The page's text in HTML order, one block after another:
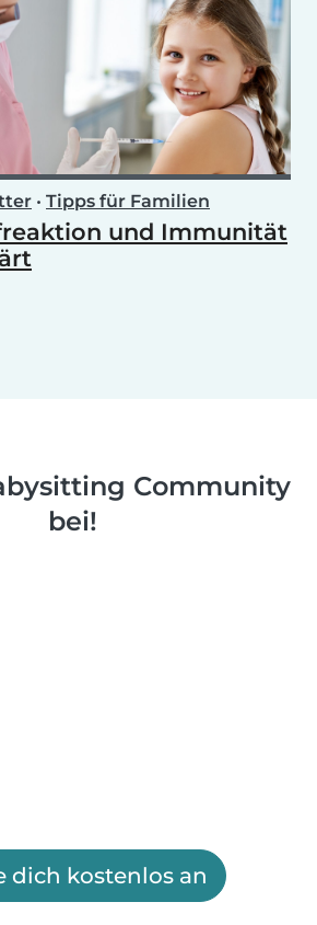
• Tipps für Familien
und Immunität
Community
bei!
dich kostenlos an